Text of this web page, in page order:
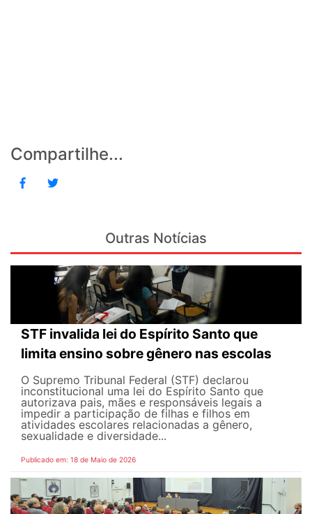
Compartilhe...
Outras Notícias
STF invalida lei do Espírito Santo que
limita ensino sobre gênero nas escolas
O Supremo Tribunal Federal (STF) declarou
inconstitucional uma lei do Espírito Santo que
autorizava pais, mães e responsáveis legais ​​a
impedir a participação de filhas e filhos em
atividades escolares relacionadas a gênero,
sexualidade e diversidade...
Publicado em: 18 de Maio de 2026